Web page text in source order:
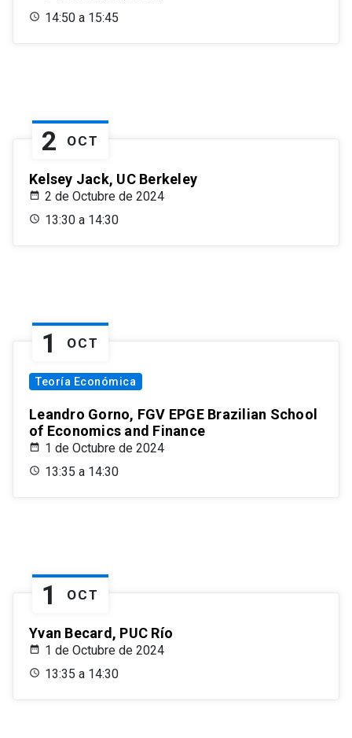
14:50 a 15:45
2 OCT
Kelsey Jack, UC Berkeley
2 de Octubre de 2024
13:30 a 14:30
1 OCT
Teoría Económica
Leandro Gorno, FGV EPGE Brazilian School
of Economics and Finance
1 de Octubre de 2024
13:35 a 14:30
1 OCT
Yvan Becard, PUC Río
1 de Octubre de 2024
13:35 a 14:30